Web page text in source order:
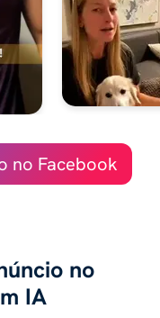
no Facebook
no
IA